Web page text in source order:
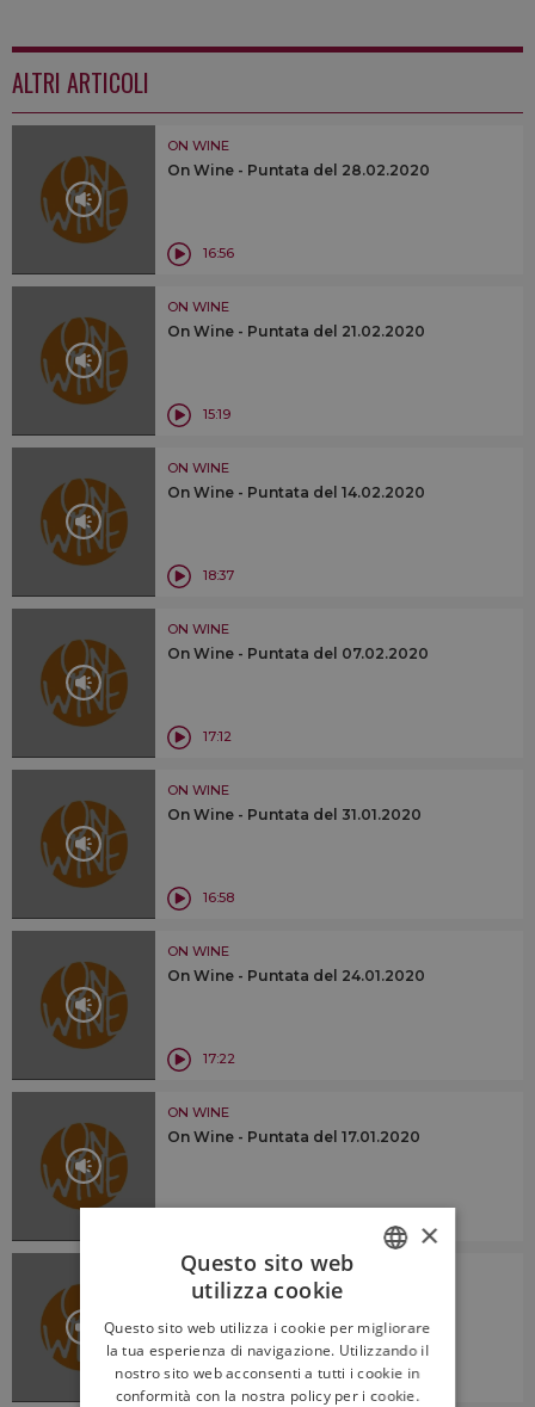
ALTRI ARTICOLI
ON WINE
On Wine - Puntata del 28.02.2020
16:56
ON WINE
On Wine - Puntata del 21.02.2020
15:19
ON WINE
On Wine - Puntata del 14.02.2020
18:37
ON WINE
On Wine - Puntata del 07.02.2020
17:12
ON WINE
On Wine - Puntata del 31.01.2020
16:58
ON WINE
On Wine - Puntata del 24.01.2020
17:22
ON WINE
On Wine - Puntata del 17.01.2020
ON WINE
On Wine - Puntata del 10.01.2020
14:45
ENGLISH
×
Questo sito web
utilizza cookie
Questo sito web utilizza i cookie per migliorare
la tua esperienza di navigazione. Utilizzando il
nostro sito web acconsenti a tutti i cookie in
conformità con la nostra policy per i cookie.